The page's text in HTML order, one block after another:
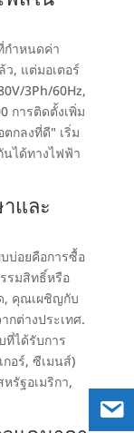
กำหนดค่า
ว, แต่มอเตอร์
3Ph/60Hz,
การติดตั้งเพิ่ม
กลงที่ดี" เริ่ม
ได้ทางไฟฟ้า
และ
บ่อยคือการซื้อ
รมสิทธิ์หรือ
, คุณเผชิญกับ
กต่างประเทศ.
ที่ได้รับการ
อร์, ซีเมนส์)
รัฐอเมริกา,